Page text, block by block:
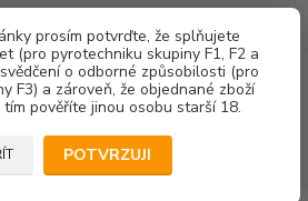
prosím potvrďte, že splňujete
(pro pyrotechniku skupiny F1, F2 a
o odborné způsobilosti (pro
F3) a zároveň, že objednané zboží
pověříte jinou osobu starší 18.
POTVRZUJI
Menu